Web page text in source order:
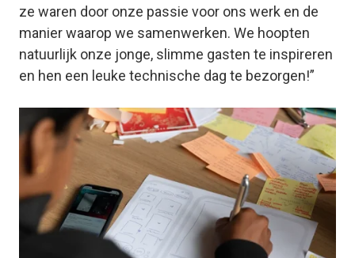
ze waren door onze passie voor ons werk en de
manier waarop we samenwerken. We hoopten
natuurlijk onze jonge, slimme gasten te inspireren
en hen een leuke technische dag te bezorgen!”